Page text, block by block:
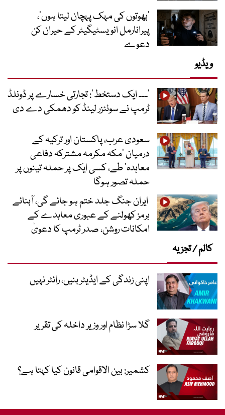
‘بھوتوں کی مہک پہچان لیتا ہوں’،
پیرانارمل انویسٹیگیٹر کے حیران کن
دعوے
ویڈیو
’۔۔۔ ایک دستخط‘: تجارتی خسارے پر ڈونلڈ
ٹرمپ نے سوئٹزر لینڈ کو دھمکی دے دی
سعودی عرب، پاکستان اور ترکیہ کے
درمیان ’مکہ مکرمہ مشترکہ دفاعی
معاہدہ‘ طے، کسی ایک پر حملہ تینوں پر
حملہ تصور ہوگا
ایران جنگ جلد ختم ہو جائے گی، آبنائے
ہرمز کھولنے کے عبوری معاہدے کے
امکانات روشن، صدر ٹرمپ کا دعویٰ
کالم / تجزیہ
اپنی زندگی کے ایڈیٹر بنیں، رائٹر نہیں
گلا سڑا نظام اور وزیر داخلہ کی تقریر
کشمیر: بین الاقوامی قانون کیا کہتا ہے؟